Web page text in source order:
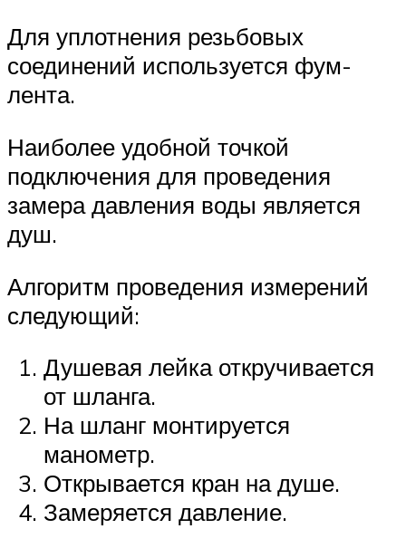
Для уплотнения резьбовых
соединений используется фум-
лента.
Наиболее удобной точкой
подключения для проведения
замера давления воды является
душ.
Алгоритм проведения измерений
следующий:
Душевая лейка откручивается
от шланга.
На шланг монтируется
манометр.
Открывается кран на душе.
Замеряется давление.